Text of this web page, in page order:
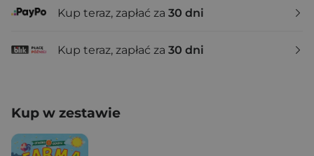
Kup teraz, zapłać za 30 dni
Kup teraz, zapłać za 30 dni
Kup w zestawie